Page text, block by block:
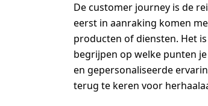
De customer journey is de
eerst in aanraking komen
producten of diensten. Het
begrijpen op welke punten
en gepersonaliseerde
terug te keren voor